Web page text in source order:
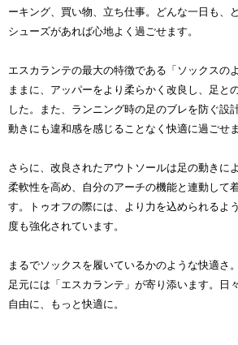
ーキング、買い物、立ち仕事。どんな一日も、
シューズがあれば心地よく過ごせます。
エスカランテの最大の特徴である「ソックスの
ままに、アッパーをより柔らかく改良し、足と
した。また、ランニング時の足のブレを防ぐ設
動きにも違和感を感じることなく快適に過ごせま
さらに、改良されたアウトソールは足の動きに
柔軟性を高め、自分のアーチの機能と連動して
す。トゥオフの際には、より力を込められるよ
度も強化されています。
まるでソックスを履いているかのような快適さ
足元には「エスカランテ」が寄り添います。日
自由に、もっと快適に。